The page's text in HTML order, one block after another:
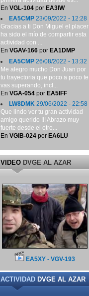
En VGL-104por EA3IW
EA5CMP23/09/2022 - 12:28
Gracias a ti Don Miguel el placer
ha sido el mío de compartir esta
actividad con ...
En VGAV-166por EA1DMP
EA5CMP26/08/2022 - 13:32
Me alegro mucho Don Juan por
tu trayectoria que poco a poco te
vas superando, incl...
En VGA-054por EA5IFF
LW8DMK29/06/2022 - 22:58
Que lindo ver tu gran actividad
amigo querido !!! Abrazo muy
fuerte desde el otro...
En VGIB-024por EA6LU
VIDEODVGE AL AZAR
EA5XY - VGV-193
ACTIVIDADDVGE AL AZAR